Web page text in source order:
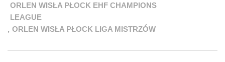
ORLEN WISŁA PŁOCK EHF CHAMPIONS
LEAGUE
, ORLEN WISŁA PŁOCK LIGA MISTRZÓW